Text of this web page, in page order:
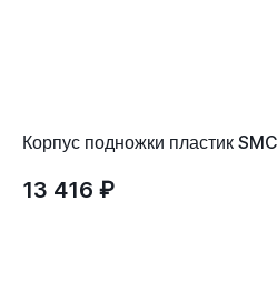
Корпус подножки пластик
13 416 ₽